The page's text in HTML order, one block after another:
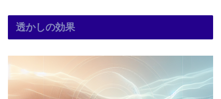
透かしの効果